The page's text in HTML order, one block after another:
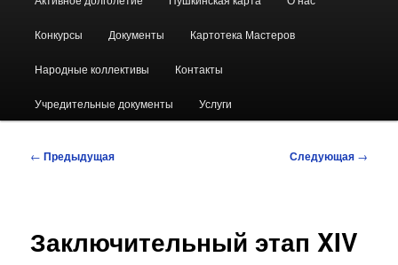
Конкурсы Документы Картотека Мастеров
Народные коллективы Контакты
Учредительные документы Услуги
Навигация
← Предыдущая Следующая →
Заключительный этап XIV